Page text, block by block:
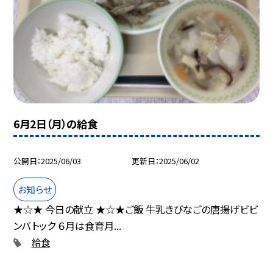
6月2日（月）の給食
公開日 2025/06/03 更新日 2025/06/02
お知らせ
★☆★ 今日の献立 ★☆★ご飯 牛乳きびなごの唐揚げビビ
ンバトック ６月は食育月...
給食